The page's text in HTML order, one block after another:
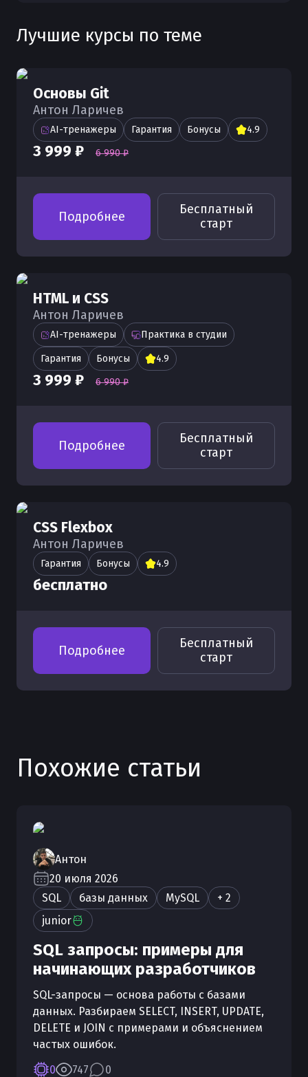
Лучшие курсы по теме
Основы Git
Антон Ларичев
AI-тренажеры Гарантия Бонусы 4.9
3 999 ₽ 6 990 ₽
Подробнее
Бесплатный
старт
HTML и CSS
Антон Ларичев
AI-тренажеры Практика в студии
Гарантия Бонусы 4.9
3 999 ₽ 6 990 ₽
Подробнее
Бесплатный
старт
CSS Flexbox
Антон Ларичев
Гарантия Бонусы 4.9
бесплатно
Подробнее
Бесплатный
старт
Похожие статьи
Антон
20 июля 2026
SQL
базы данных MySQL
+ 2
junior
SQL запросы: примеры для
начинающих разработчиков
SQL-запросы — основа работы с базами
данных. Разбираем SELECT, INSERT, UPDATE,
DELETE и JOIN с примерами и объяснением
частых ошибок.
0
747 0